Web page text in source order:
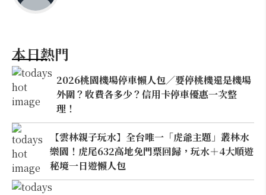
本日熱門
2026桃園機場停車懶人包／要停桃機還是機場
外圍？收費各多少？信用卡停車優惠一次整
理！
【雲林親子玩水】全台唯一「虎爺主題」叢林水
樂園！虎尾632高地免門票回歸，玩水＋4大順遊
秘境一日遊懶人包